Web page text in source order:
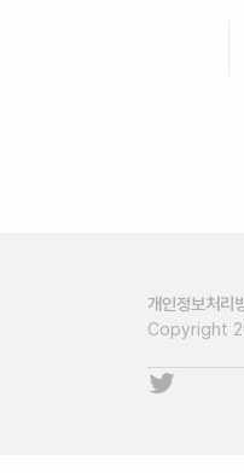
개인정보처리
Copyright